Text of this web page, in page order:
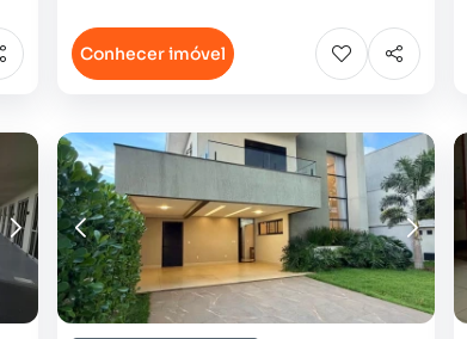
Conhecer imóvel